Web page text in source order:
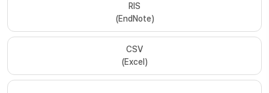
RIS
(EndNote)
CSV
(Excel)